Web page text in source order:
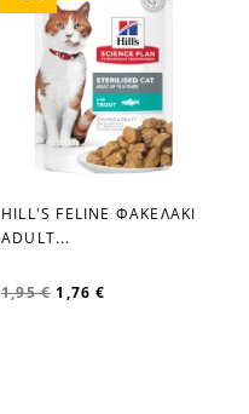
favorite_border
HILL'S FELINE ΦΑΚΕΛΑΚΙ
ADULT...
1,95 € 1,76 €